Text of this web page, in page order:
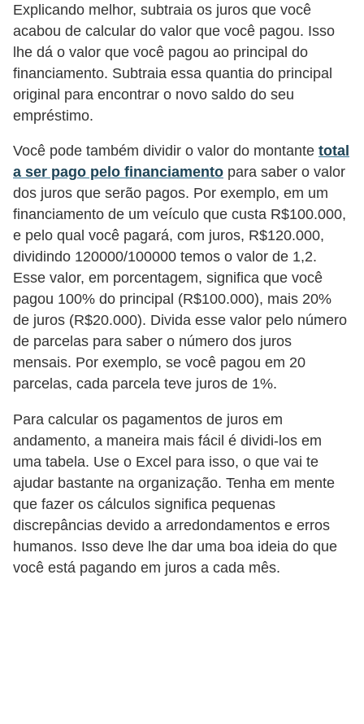
Explicando melhor, subtraia os juros que você
acabou de calcular do valor que você pagou. Isso
lhe dá o valor que você pagou ao principal do
financiamento. Subtraia essa quantia do principal
original para encontrar o novo saldo do seu
empréstimo.
Você pode também dividir o valor do montante total
a ser pago pelo financiamento para saber o valor
dos juros que serão pagos. Por exemplo, em um
financiamento de um veículo que custa R$100.000,
e pelo qual você pagará, com juros, R$120.000,
dividindo 120000/100000 temos o valor de 1,2.
Esse valor, em porcentagem, significa que você
pagou 100% do principal (R$100.000), mais 20%
de juros (R$20.000). Divida esse valor pelo número
de parcelas para saber o número dos juros
mensais. Por exemplo, se você pagou em 20
parcelas, cada parcela teve juros de 1%.
Para calcular os pagamentos de juros em
andamento, a maneira mais fácil é dividi-los em
uma tabela. Use o Excel para isso, o que vai te
ajudar bastante na organização. Tenha em mente
que fazer os cálculos significa pequenas
discrepâncias devido a arredondamentos e erros
humanos. Isso deve lhe dar uma boa ideia do que
você está pagando em juros a cada mês.
N
e
g
o
c
a
ç
ã
o
P
u
p
a
n
ç
a
P
r
o
g
r